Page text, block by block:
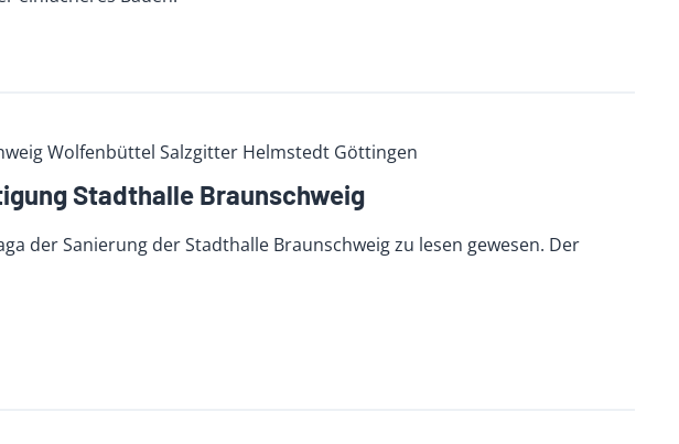
Wolfenbüttel Salzgitter Helmstedt Göttingen
Stadthalle Braunschweig
der Sanierung der Stadthalle Braunschweig zu lesen gewesen. Der